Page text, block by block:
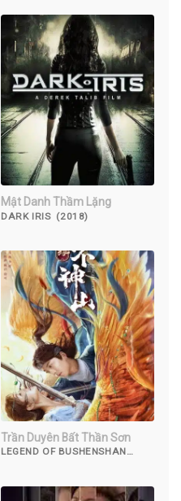
Mật Danh Thầm Lặng
DARK IRIS (2018)
Trần Duyên Bất Thần Sơn
LEGEND OF BUSHENSHAN